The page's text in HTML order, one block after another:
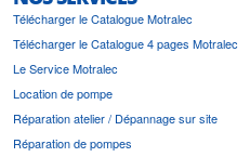
Télécharger le Catalogue Motralec
Télécharger le Catalogue 4 pages Motralec
Le Service Motralec
Location de pompe
Réparation atelier / Dépannage sur site
Réparation de pompes